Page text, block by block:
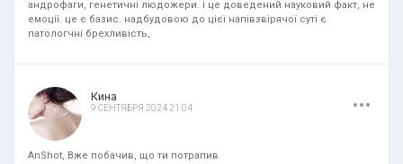
андрофаги, генетичні людожери. і це доведений науковий факт, не
емоції. це є базис. надбудовою до цієї напівзвірячої суті є
патологчні брехливість,
Кина
9 СЕНТЯБРЯ 2024 21:04 ...
AnShot, Вже побачив, що ти потрапив